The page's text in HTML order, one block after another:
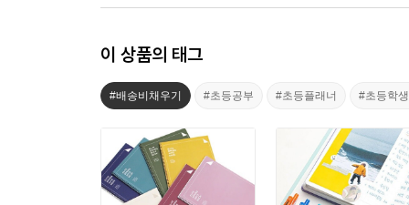
이 상품의 태그
#배송비채우기 #초등공부 #초등플래너 #초등학